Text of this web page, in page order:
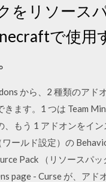
をリソース
で使用
から、2 種類のアド
きます。1 つは Team
もう 1 アドオンをイン
ールド設定）の
Pack （リソースパ
page - Curse が、アド